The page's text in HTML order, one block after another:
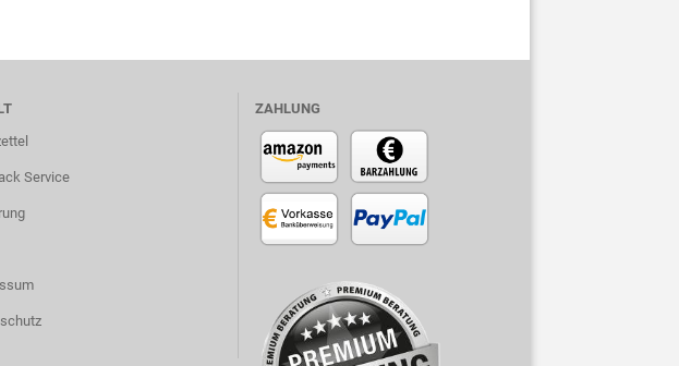
Service
ZAHLUNG